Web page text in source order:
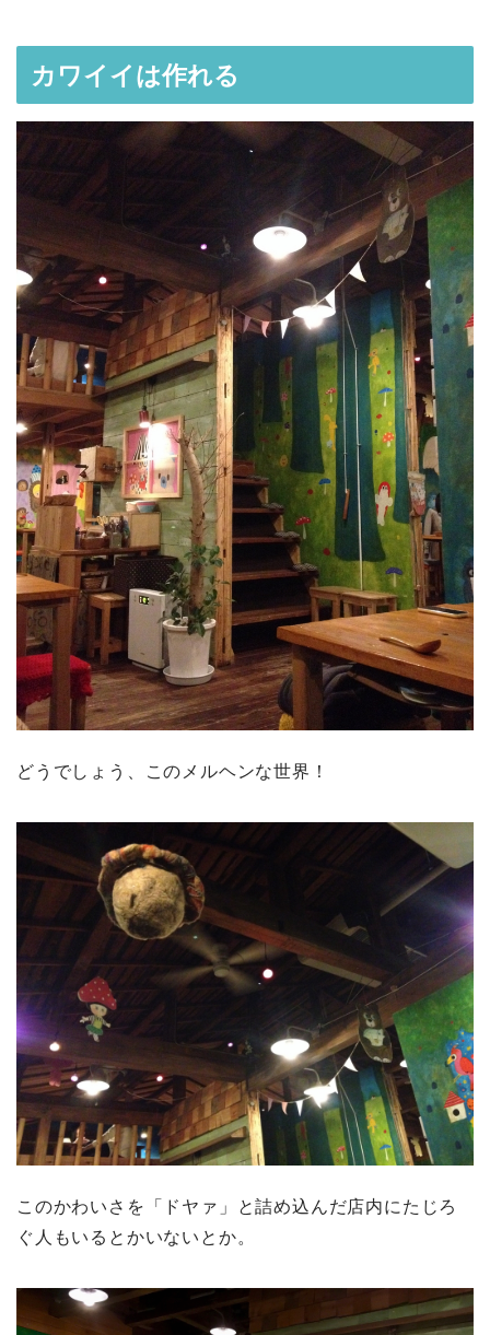
カワイイは作れる
どうでしょう、このメルヘンな世界！
このかわいさを「ドヤァ」と詰め込んだ店内にたじろ
ぐ人もいるとかいないとか。